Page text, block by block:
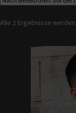
Alle 2 Ergebnisse